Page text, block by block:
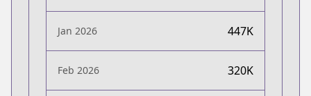
Jan 2026 447K
Feb 2026 320K